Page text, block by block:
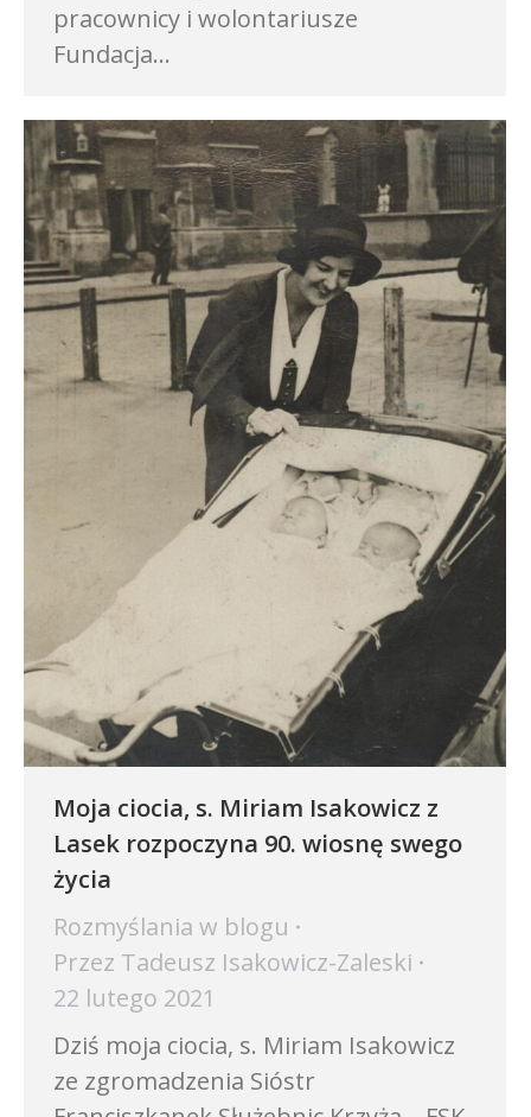
pracownicy i wolontariusze
Fundacja…
Moja ciocia, s. Miriam Isakowicz z
Lasek rozpoczyna 90. wiosnę swego
życia
Rozmyślania w blogu
Przez Tadeusz Isakowicz-Zaleski
22 lutego 2021
Dziś moja ciocia, s. Miriam Isakowicz
ze zgromadzenia Sióstr